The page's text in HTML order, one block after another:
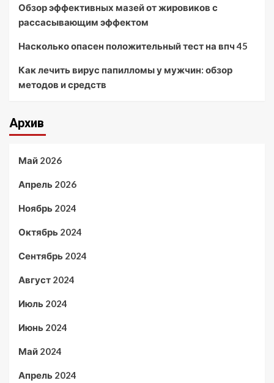
Обзор эффективных мазей от жировиков с
рассасывающим эффектом
Насколько опасен положительный тест на впч 45
Как лечить вирус папилломы у мужчин: обзор
методов и средств
Архив
Май 2026
Апрель 2026
Ноябрь 2024
Октябрь 2024
Сентябрь 2024
Август 2024
Июль 2024
Июнь 2024
Май 2024
Апрель 2024